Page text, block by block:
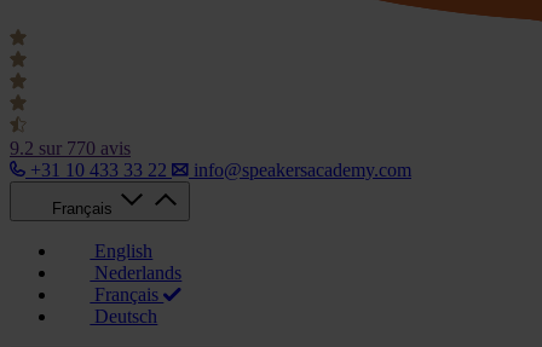
9.2 sur 770 avis
+31 10 433 33 22
info@speakersacademy.com
Français
English
Nederlands
Français
Deutsch